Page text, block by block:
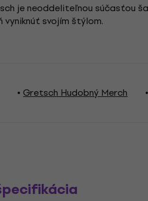
je neoddeliteľnou súčasťou
vyniknúť svojím štýlom.
Gretsch Hudobný Merch